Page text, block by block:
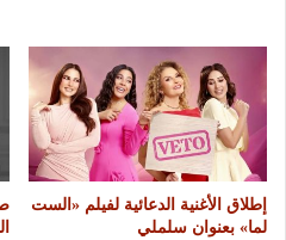
إطلاق الأغنية الدعائية لفيلم «الست
لما» بعنوان سلملي